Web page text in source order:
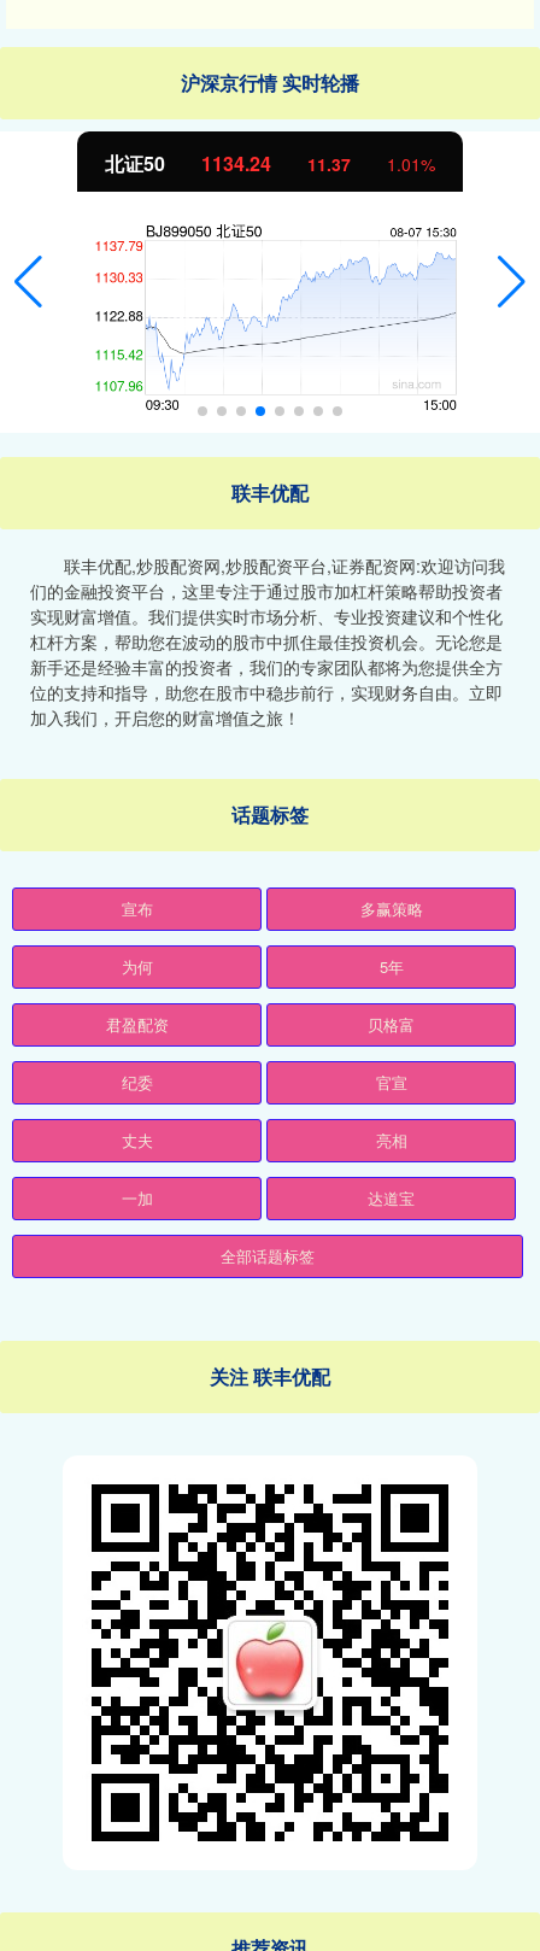
沪深京行情 实时轮播
北证50 1134.24 11.37 1.01%
联丰优配
联丰优配,炒股配资网,炒股配资平台,证券配资网:欢迎访问我
们的金融投资平台，这里专注于通过股市加杠杆策略帮助投资者
实现财富增值。我们提供实时市场分析、专业投资建议和个性化
杠杆方案，帮助您在波动的股市中抓住最佳投资机会。无论您是
新手还是经验丰富的投资者，我们的专家团队都将为您提供全方
位的支持和指导，助您在股市中稳步前行，实现财务自由。立即
加入我们，开启您的财富增值之旅！
话题标签
宣布 多赢策略
为何 5年
君盈配资 贝格富
纪委 官宣
丈夫 亮相
一加 达道宝
全部话题标签
关注 联丰优配